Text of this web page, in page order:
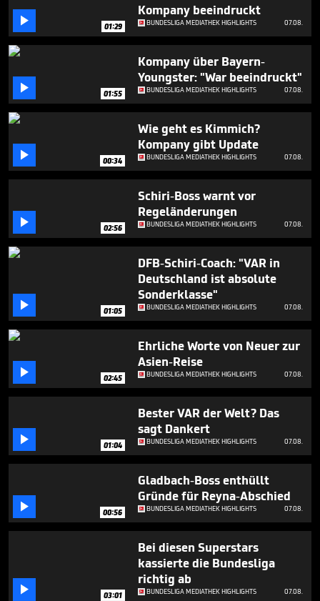
1
minute,
37 01:29
Kompany beeindruckt
BUNDESLIGA MEDIATHEK HIGHLIGHTS 07.08.
 01:55
Kompany über Bayern-
Youngster: "War beeindruckt"
BUNDESLIGA MEDIATHEK HIGHLIGHTS 07.08.
 00:34
Wie geht es Kimmich?
Kompany gibt Update
BUNDESLIGA MEDIATHEK HIGHLIGHTS 07.08.
 02:56
Schiri-Boss warnt vor
Regeländerungen
BUNDESLIGA MEDIATHEK HIGHLIGHTS 07.08.
 01:05
DFB-Schiri-Coach: "VAR in
Deutschland ist absolute
Sonderklasse"
BUNDESLIGA MEDIATHEK HIGHLIGHTS 07.08.
 02:45
Ehrliche Worte von Neuer zur
Asien-Reise
BUNDESLIGA MEDIATHEK HIGHLIGHTS 07.08.
 01:04
Bester VAR der Welt? Das
sagt Dankert
BUNDESLIGA MEDIATHEK HIGHLIGHTS 07.08.
 00:56
Gladbach-Boss enthüllt
Gründe für Reyna-Abschied
BUNDESLIGA MEDIATHEK HIGHLIGHTS 07.08.
 03:01
Bei diesen Superstars
kassierte die Bundesliga
richtig ab
BUNDESLIGA MEDIATHEK HIGHLIGHTS 07.08.